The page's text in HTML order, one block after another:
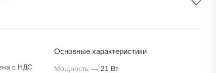
с НДС
Основные характеристики
Мощность — 21 Вт